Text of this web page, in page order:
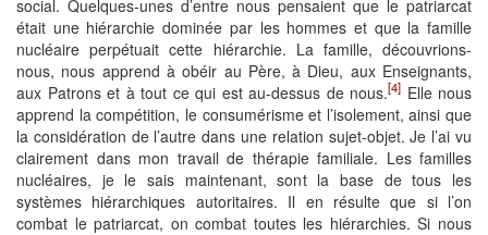
social. Quelques-unes d’entre nous pensaient que le patriarcat
était une hiérarchie dominée par les hommes et que la famille
nucléaire perpétuait cette hiérarchie. La famille, découvrions-
nous, nous apprend à obéir au Père, à Dieu, aux Enseignants,
aux Patrons et à tout ce qui est au-dessus de nous.[4] Elle nous
apprend la compétition, le consumérisme et l’isolement, ainsi que
la considération de l’autre dans une relation sujet-objet. Je l’ai vu
clairement dans mon travail de thérapie familiale. Les familles
nucléaires, je le sais maintenant, sont la base de tous les
systèmes hiérarchiques autoritaires. Il en résulte que si l’on
combat le patriarcat, on combat toutes les hiérarchies. Si nous